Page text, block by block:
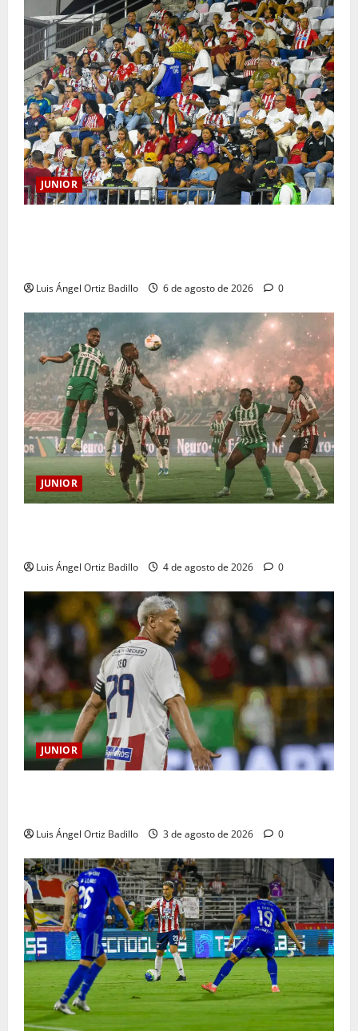
JUNIOR
Luis Ángel Ortiz Badillo 6 de agosto de 2026 0
JUNIOR
Luis Ángel Ortiz Badillo 4 de agosto de 2026 0
JUNIOR
Luis Ángel Ortiz Badillo 3 de agosto de 2026 0